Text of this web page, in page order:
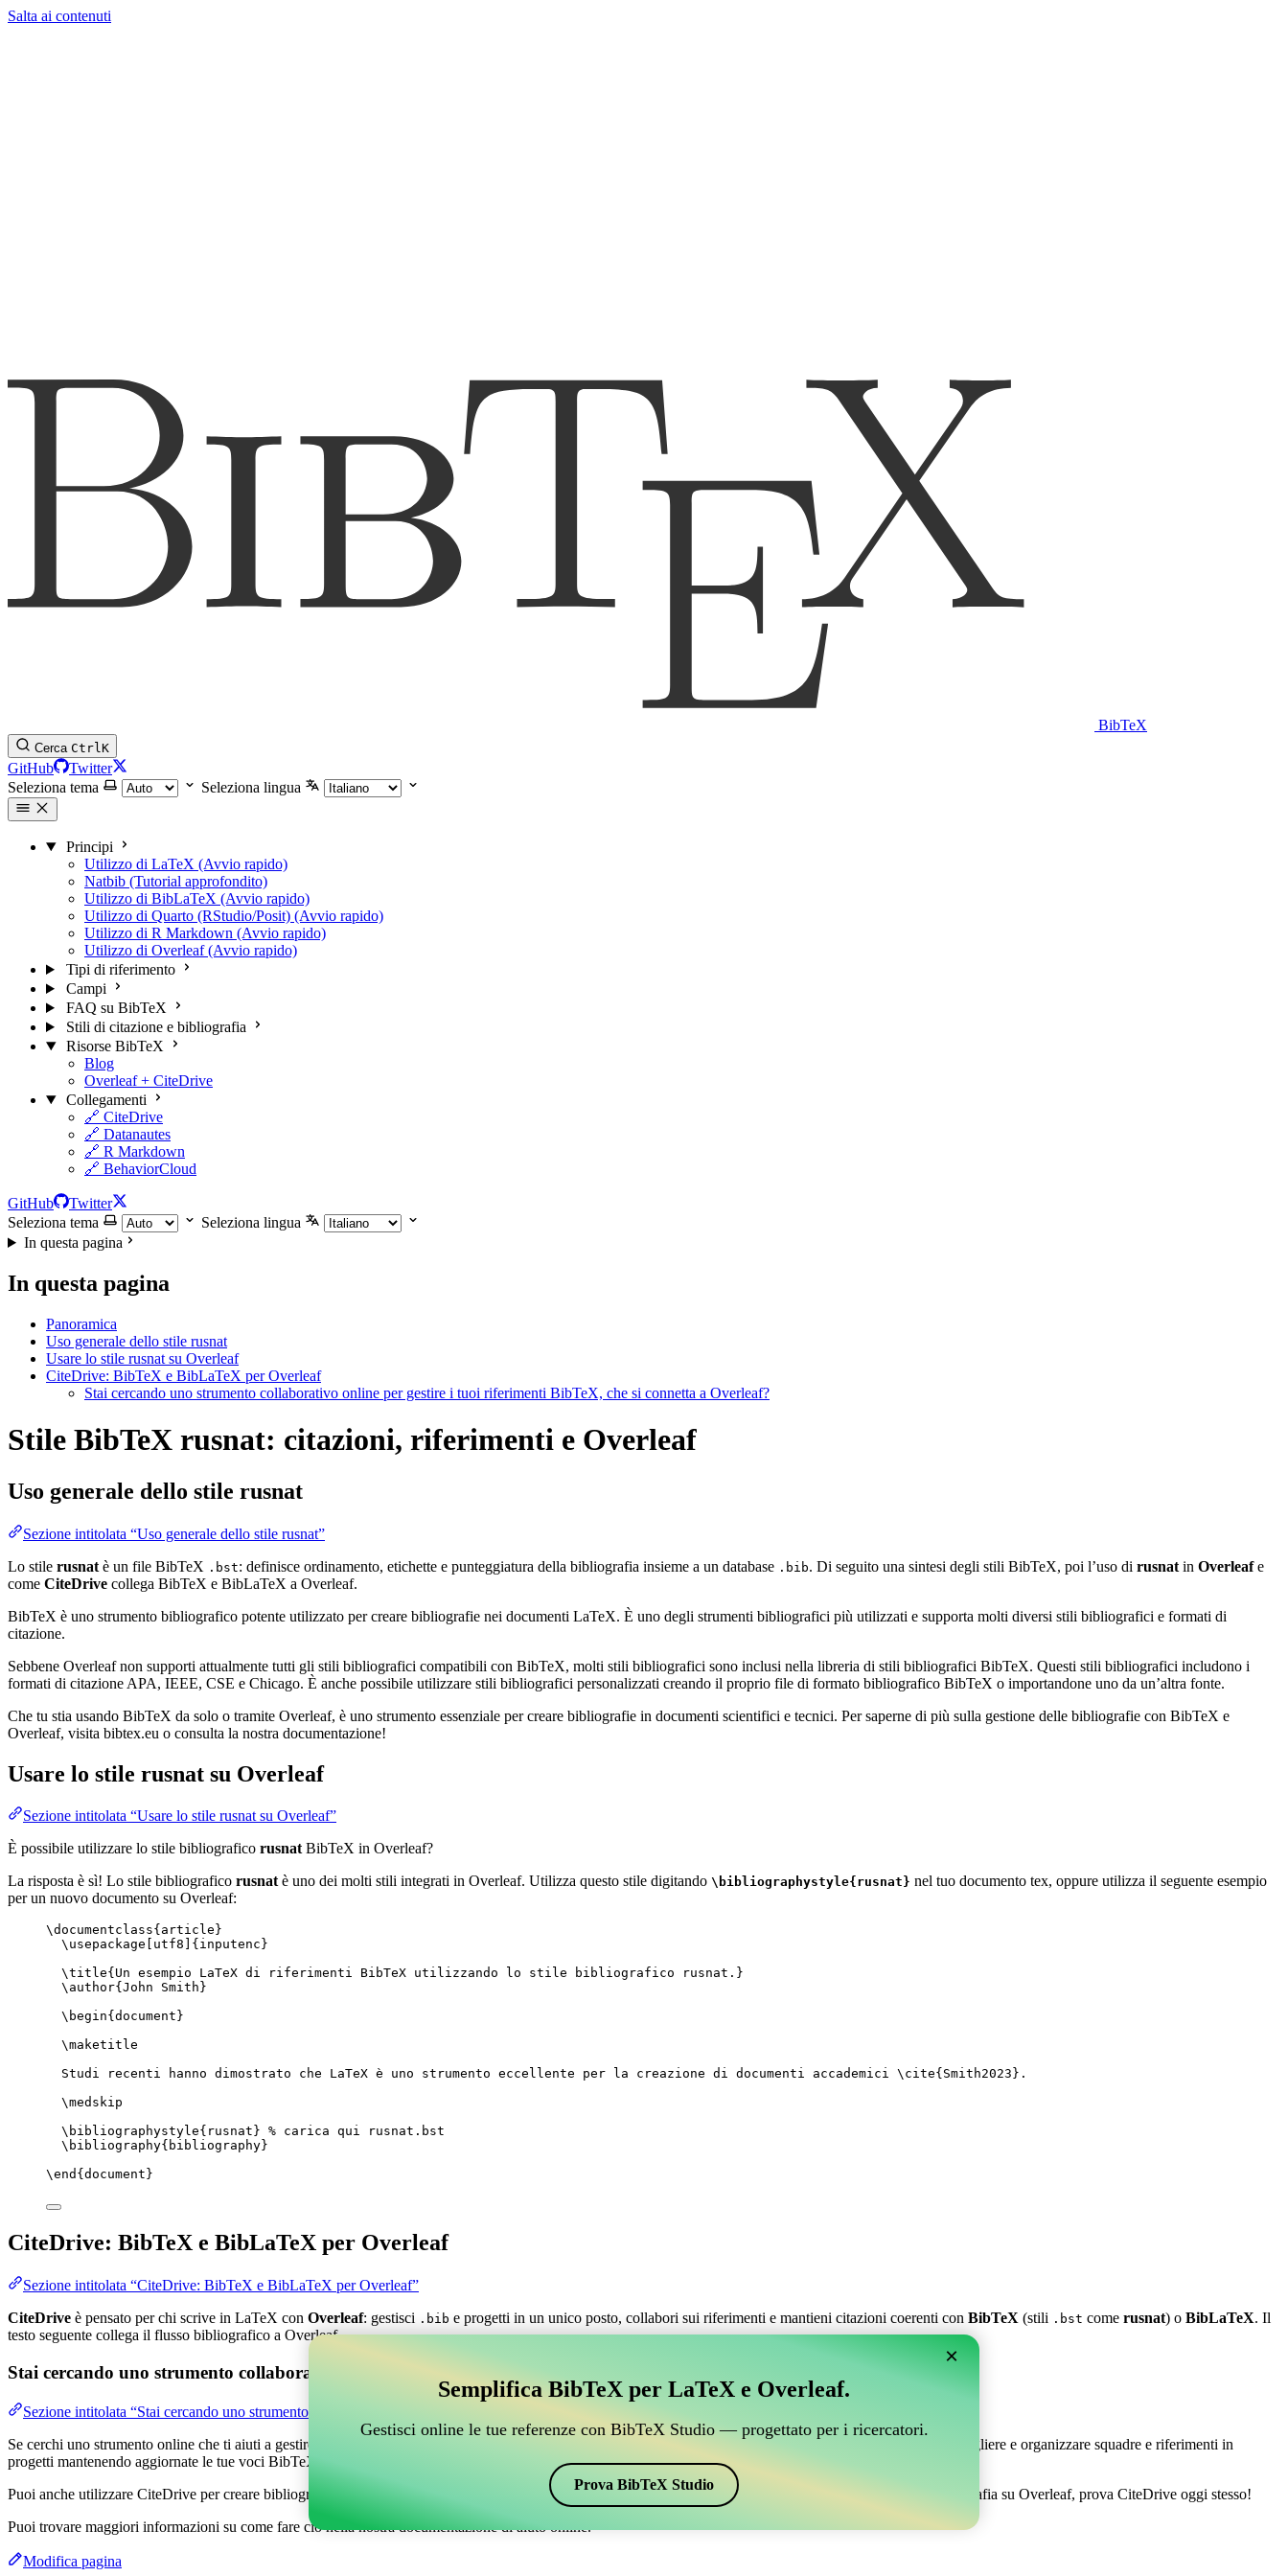
Salta ai contenuti
BibTeX
Cerca CtrlK
GitHub
Twitter
Seleziona tema
Seleziona lingua
Principi
Utilizzo di LaTeX (Avvio rapido)
Natbib (Tutorial approfondito)
Utilizzo di BibLaTeX (Avvio rapido)
Utilizzo di Quarto (RStudio/Posit) (Avvio rapido)
Utilizzo di R Markdown (Avvio rapido)
Utilizzo di Overleaf (Avvio rapido)
Tipi di riferimento
Campi
FAQ su BibTeX
Stili di citazione e bibliografia
Risorse BibTeX
Blog
Overleaf + CiteDrive
Collegamenti
🔗 CiteDrive
🔗 Datanautes
🔗 R Markdown
🔗 BehaviorCloud
GitHub
Twitter
Seleziona tema
Seleziona lingua
In questa pagina
In questa pagina
Panoramica
Uso generale dello stile rusnat
Usare lo stile rusnat su Overleaf
CiteDrive: BibTeX e BibLaTeX per Overleaf
Stai cercando uno strumento collaborativo online per gestire i tuoi riferimenti BibTeX, che si connetta a Overleaf?
Stile BibTeX rusnat: citazioni, riferimenti e Overleaf
Uso generale dello stile rusnat
Sezione intitolata “Uso generale dello stile rusnat”
Lo stile rusnat è un file BibTeX .bst: definisce ordinamento, etichette e punteggiatura della bibliografia insieme a un database .bib. Di seguito una sintesi degli stili BibTeX, poi l’uso di rusnat in Overleafe
come CiteDrive collega BibTeX e BibLaTeX a Overleaf.
BibTeX è uno strumento bibliografico potente utilizzato per creare bibliografie nei documenti LaTeX. È uno degli strumenti bibliografici più utilizzati e supporta molti diversi stili bibliografici e formati di
citazione.
Sebbene Overleaf non supporti attualmente tutti gli stili bibliografici compatibili con BibTeX, molti stili bibliografici sono inclusi nella libreria di stili bibliografici BibTeX. Questi stili bibliografici includono i
formati di citazione APA, IEEE, CSE e Chicago. È anche possibile utilizzare stili bibliografici personalizzati creando il proprio file di formato bibliografico BibTeX o importandone uno da un’altra fonte.
Che tu stia usando BibTeX da solo o tramite Overleaf, è uno strumento essenziale per creare bibliografie in documenti scientifici e tecnici. Per saperne di più sulla gestione delle bibliografie con BibTeX e
Overleaf, visita bibtex.eu o consulta la nostra documentazione!
Usare lo stile rusnat su Overleaf
Sezione intitolata “Usare lo stile rusnat su Overleaf”
È possibile utilizzare lo stile bibliografico rusnatBibTeX in Overleaf?
La risposta è sì! Lo stile bibliografico rusnatè uno dei molti stili integrati in Overleaf. Utilizza questo stile digitando \bibliographystyle{rusnat} nel tuo documento tex, oppure utilizza il seguente esempio
per un nuovo documento su Overleaf:
\documentclass{ article }
\usepackage
utf8 ]{ inputenc }
\title{Un esempio LaTeX di riferimenti BibTeX utilizzando lo stile bibliografico rusnat.}
\author{John Smith}
\begin{ document }
\maketitle
Studi recenti hanno dimostrato che LaTeX è uno strumento eccellente per la creazione di documenti accademici \cite{ Smith2023 }.
\medskip
\bibliographystyle{rusnat} % carica qui rusnat.bst
\bibliography{bibliography}
\end { document }
CiteDrive: BibTeX e BibLaTeX per Overleaf
Sezione intitolata “CiteDrive: BibTeX e BibLaTeX per Overleaf”
CiteDrive è pensato per chi scrive in LaTeX con Overleaf: gestisci .bib e progetti in un unico posto, collabori sui riferimenti e mantieni citazioni coerenti con BibTeX (stili .bst come rusnat) o BibLaTeX. Il
testo seguente collega il flusso bibliografico a Overleaf.
Stai cercando uno strumento collaborativo online per gestire i tuoi riferimenti BibTeX, che si connetta a Overleaf?
Sezione intitolata “Stai cercando uno strumento collaborativo online per gestire i tuoi riferimenti BibTeX, che si connetta a Overleaf?”
Se cerchi uno strumento online che ti aiuti a gestire i tuoi riferimenti, citazioni e bibliografia su Overleaf, CiteDrive potrebbe essere perfetto! Ti permette di raccogliere e organizzare squadre e riferimenti in
progetti mantenendo aggiornate le tue voci BibTeX nel tuo progetto Overleaf.
Puoi anche utilizzare CiteDrive per creare bibliografie e citazioni in vari stili, incluso rusnat. Quindi, se stai cercando un modo semplice per gestire la tua bibliografia su Overleaf, prova CiteDrive oggi stesso!
Puoi trovare maggiori informazioni su come fare ciò nella nostra documentazione di aiuto online.
Modifica pagina
×
Semplifica BibTeX per LaTeX e Overleaf.
Gestisci online le tue referenze con BibTeX Studio — progettato per i ricercatori.
Prova BibTeX Studio